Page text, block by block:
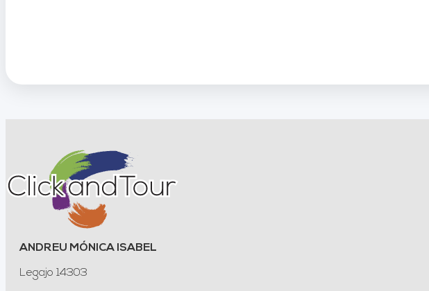
ANDREU MÓNICA ISABEL
Legajo 14303